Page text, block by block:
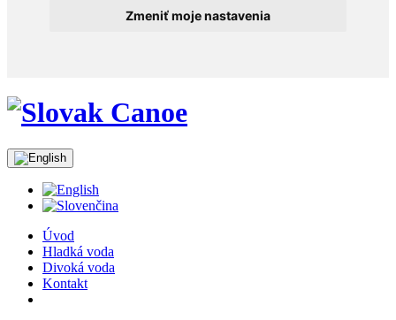
Zmeniť moje nastavenia
Úvod
Hladká voda
Divoká voda
Kontakt